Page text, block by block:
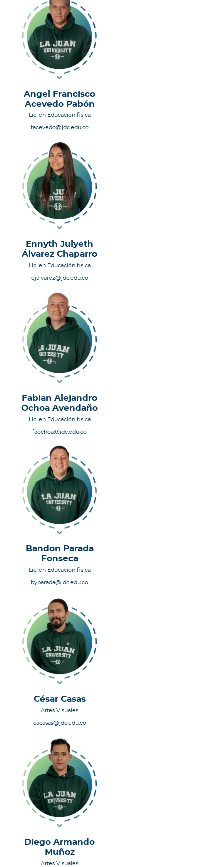
Angel Francisco
Acevedo Pabón
Lic. en Educación fisica
facevedo@jdc.edu.co
Ennyth Julyeth
Álvarez Chaparro
Lic. en Educación fisica
ejalvarez@jdc.edu.co
Fabian Alejandro
Ochoa Avendaño
Lic. en Educación fisica
faochoa@jdc.edu.co
Bandon Parada
Fonseca
Lic. en Educación fisica
byparada@jdc.edu.co
César Casas
Artes Visuales
cacasas@jdc.edu.co
Diego Armando
Muñoz
Artes Visuales